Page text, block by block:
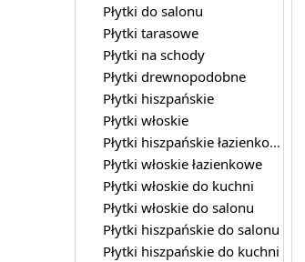
Płytki do salonu
Płytki tarasowe
Płytki na schody
Płytki drewnopodobne
Płytki hiszpańskie
Płytki włoskie
Płytki hiszpańskie łazienkowe
Płytki włoskie łazienkowe
Płytki włoskie do kuchni
Płytki włoskie do salonu
Płytki hiszpańskie do salonu
Płytki hiszpańskie do kuchni